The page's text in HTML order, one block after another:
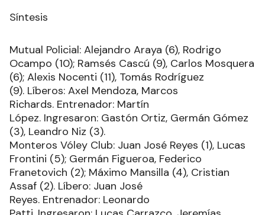
Síntesis
Mutual Policial: Alejandro Araya (6), Rodrigo
Ocampo (10); Ramsés Cascú (9), Carlos Mosquera
(6); Alexis Nocenti (11), Tomás Rodríguez
(9). Líberos: Axel Mendoza, Marcos
Richards. Entrenador: Martín
López. Ingresaron: Gastón Ortiz, Germán Gómez
(3), Leandro Niz (3).
Monteros Vóley Club: Juan José Reyes (1), Lucas
Frontini (5); Germán Figueroa, Federico
Franetovich (2); Máximo Mansilla (4), Cristian
Assaf (2). Líbero: Juan José
Reyes. Entrenador: Leonardo